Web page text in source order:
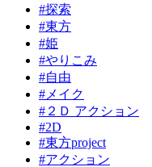
#探索
#東方
#姫
#やりこみ
#自由
#メイク
#２Ｄ アクション
#2D
#東方project
#アクション